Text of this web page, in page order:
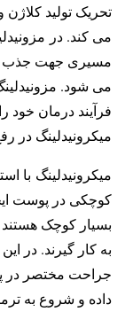
تحریک تولید کلاژن
می کند. در
مسیری جهت جذب
می شود.
فرآیند درمان خود
میکرونیدلینگ در
میکرونیدلینگ با
کوچکی در پوست
بسیار کوچک هستند
به کار گیرند. در
جراحت مختصر در
داده و شروع به